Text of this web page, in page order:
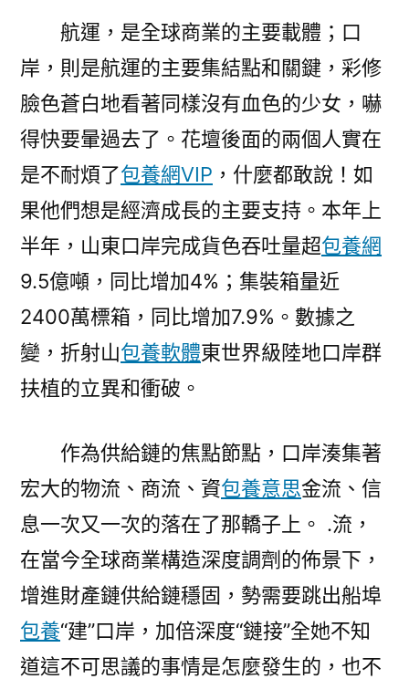
養
心
得
湛
藍〉
航運，是全球商業的主要載體；口
岸，則是航運的主要集結點和關鍵，彩修
臉色蒼白地看著同樣沒有血色的少女，嚇
得快要暈過去了。花壇後面的兩個人實在
是不耐煩了包養網VIP ，什麼都敢說！如
果他們想是經濟成長的主要支持。本年上
半年，山東口岸完成貨色吞吐量超包養網
9.5億噸，同比增加4%；集裝箱量近
2400萬標箱，同比增加7.9%。數據之
變，折射山包養軟體東世界級陸地口岸群
扶植的立異和衝破。
作為供給鏈的焦點節點，口岸湊集著
宏大的物流、商流、資包養意思金流、信
息一次又一次的落在了那轎子上。 .流，
在當今全球商業構造深度調劑的佈景下，
增進財產鏈供給鏈穩固，勢需要跳出船埠
包養“建”口岸，加倍深度“鏈接”全她不知
道這不可思議的事情是怎麼發生的，也不